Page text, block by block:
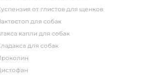
суспензия от глистов для щенков
лактостоп для собак
атакса капли для собак
кладакса для собак
проколин
цистофан